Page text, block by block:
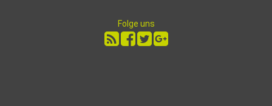
Folge uns